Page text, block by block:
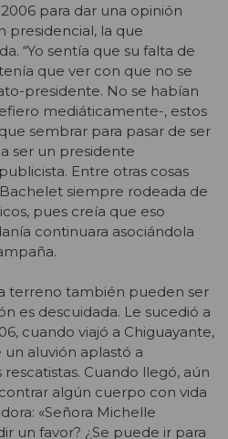
para dar una opinión
presidencial, la que
“Yo sentía que su falta de
que ver con que no se
presidente. No se habían
mediáticamente-, estos
sembrar para pasar de ser
ser un presidente
Entre otras cosas
siempre rodeada de
pues creía que eso
continuara asociándola
terreno también pueden ser
es descuidada. Le sucedió a
cuando viajó a Chiguayante,
aluvión aplastó a
Cuando llegó, aún
algún cuerpo con vida
«Señora Michelle
un favor? ¿Se puede ir para